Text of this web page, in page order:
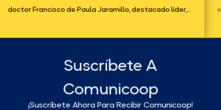
Francisco de Paula Jaramillo, destacado líder,...
Suscríbete A
Comunicoop
¡Suscríbete Ahora Para Recibir Comunicoop!